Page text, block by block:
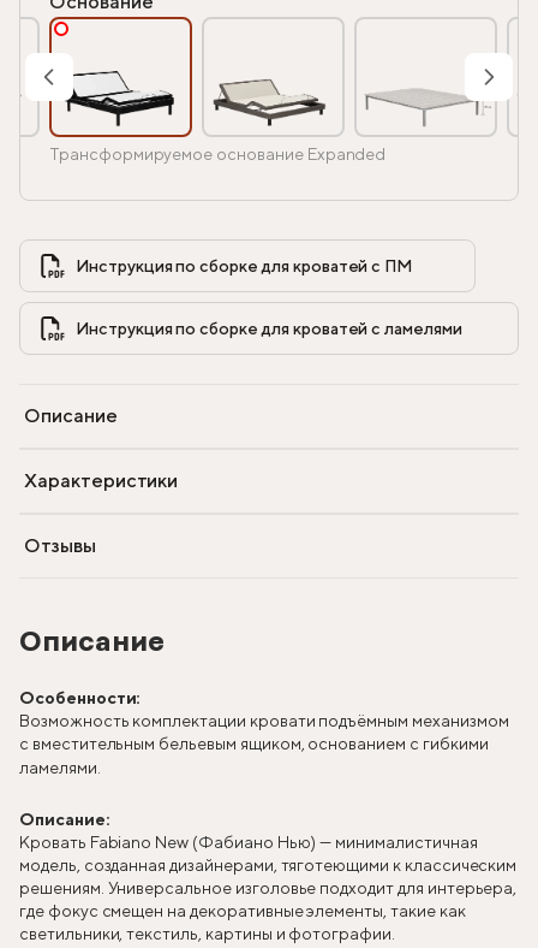
Описание
Особенности:
Возможность комплектации кровати подъёмным механизмом
с вместительным бельевым ящиком, основанием с гибкими
ламелями.
Описание:
Кровать Fabiano New (Фабиано Нью) — минималистичная
модель, созданная дизайнерами, тяготеющими к классическим
решениям. Универсальное изголовье подходит для интерьера,
где фокус смещен на декоративные элементы, такие как
светильники, текстиль, картины и фотографии.
Трансформируемое основание Expanded
Инструкция по сборке для кроватей с ПМ
Описание
Характеристики
Отзывы